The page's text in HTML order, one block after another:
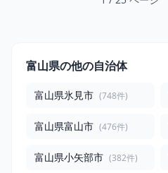
富山県の他の自治体
富山県氷見市 (748件)
富山県富山市 (476件)
富山県小矢部市 (382件)